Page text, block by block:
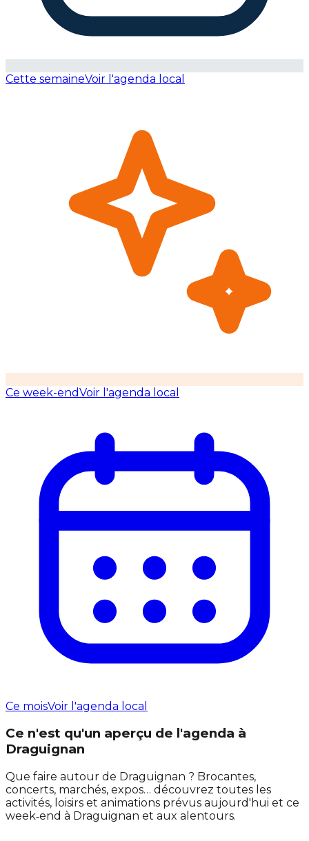
Cette semaineVoir l'agenda local
Ce week-endVoir l'agenda local
Ce moisVoir l'agenda local
Ce n'est qu'un aperçu de l'agenda à
Draguignan
Que faire autour de Draguignan ? Brocantes,
concerts, marchés, expos… découvrez toutes les
activités, loisirs et animations prévus aujourd'hui et ce
week‑end à Draguignan et aux alentours.